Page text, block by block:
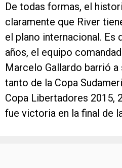
De todas formas, el
claramente que River
el plano internacional. Es
años, el equipo
Marcelo Gallardo barrió
tanto de la Copa
Copa Libertadores 2015,
fue victoria en la final de